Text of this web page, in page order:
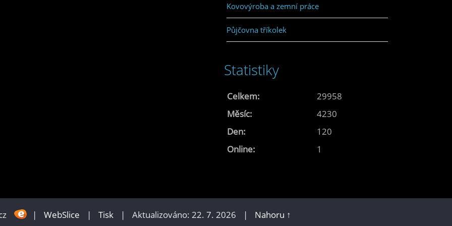
Kovovýroba a zemní práce
Půjčovna tříkolek
Statistiky
Online: 1
Celkem:
29958
Měsíc:
4230
Den:
120
| WebSlice | Tisk | Aktualizováno: 22. 7. 2026 | Nahoru ↑